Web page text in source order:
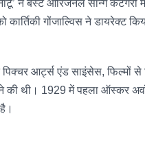
ने बेस्ट ऑरिजनल सॉन्ग कैटेगरी
गोंजाल्विस ने डायरेक्ट
आर्ट्स एंड साइंसेस, फिल्मों से
थी। 1929 में पहला ऑस्कर